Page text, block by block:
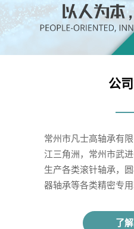
公
常州市凡士高轴承有
江三角洲，常州市武
生产各类滚针轴承，
器轴承等各类精密专用
了